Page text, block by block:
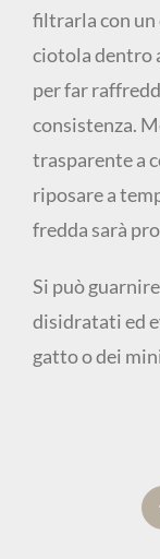
filtrarla con
ciotola dentro
per far
consistenza.
trasparente a
riposare a
fredda sarà
Si può
disidratati ed
gatto o dei